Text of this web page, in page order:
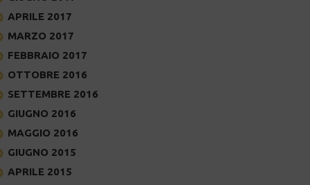
APRILE 2017
MARZO 2017
FEBBRAIO 2017
OTTOBRE 2016
SETTEMBRE 2016
GIUGNO 2016
MAGGIO 2016
GIUGNO 2015
APRILE 2015